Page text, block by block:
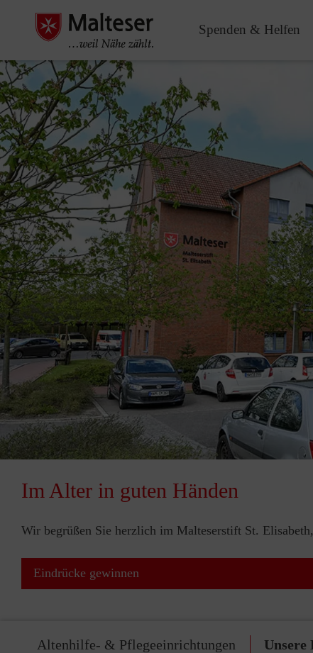
Spenden & Helfen
Im Alter in guten Händen
Wir begrüßen Sie herzlich im Malteserstift St.
Eindrücke gewinnen
Altenhilfe- & Pflegeeinrichtungen Unsere